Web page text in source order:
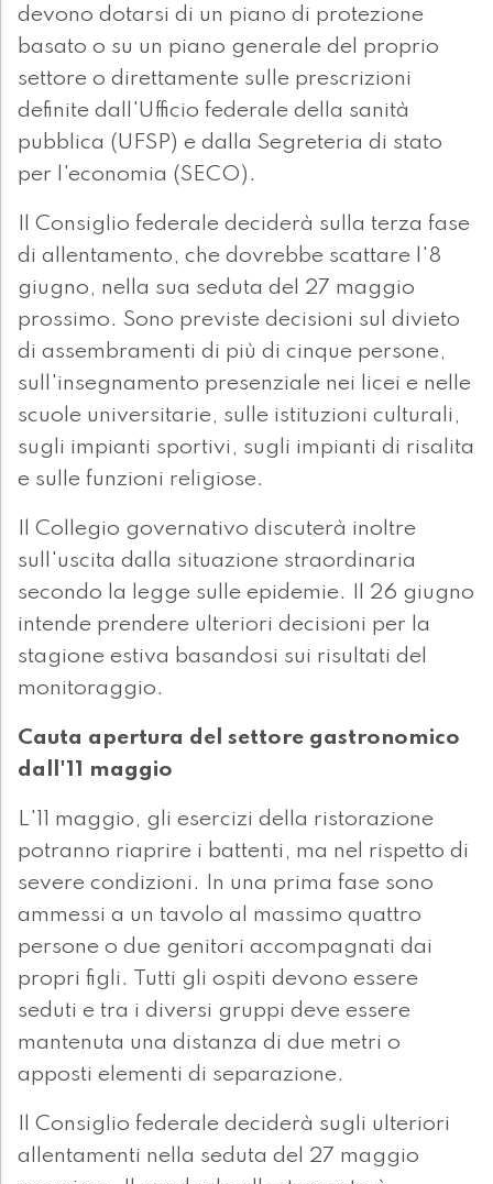
devono dotarsi di un piano di protezione
basato o su un piano generale del proprio
settore o direttamente sulle prescrizioni
definite dall'Ufficio federale della sanità
pubblica (UFSP) e dalla Segreteria di stato
per l'economia (SECO).
Il Consiglio federale deciderà sulla terza fase
di allentamento, che dovrebbe scattare l'8
giugno, nella sua seduta del 27 maggio
prossimo. Sono previste decisioni sul divieto
di assembramenti di più di cinque persone,
sull'insegnamento presenziale nei licei e nelle
scuole universitarie, sulle istituzioni culturali,
sugli impianti sportivi, sugli impianti di risalita
e sulle funzioni religiose.
Il Collegio governativo discuterà inoltre
sull'uscita dalla situazione straordinaria
secondo la legge sulle epidemie. Il 26 giugno
intende prendere ulteriori decisioni per la
stagione estiva basandosi sui risultati del
monitoraggio.
Cauta apertura del settore gastronomico
dall'11 maggio
L'11 maggio, gli esercizi della ristorazione
potranno riaprire i battenti, ma nel rispetto di
severe condizioni. In una prima fase sono
ammessi a un tavolo al massimo quattro
persone o due genitori accompagnati dai
propri figli. Tutti gli ospiti devono essere
seduti e tra i diversi gruppi deve essere
mantenuta una distanza di due metri o
apposti elementi di separazione.
Il Consiglio federale deciderà sugli ulteriori
allentamenti nella seduta del 27 maggio